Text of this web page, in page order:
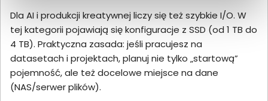
Dla AI i produkcji kreatywnej liczy się też szybkie I/O. W
tej kategorii pojawiają się konfiguracje z SSD (od 1 TB do
4 TB). Praktyczna zasada: jeśli pracujesz na
datasetach i projektach, planuj nie tylko „startową”
pojemność, ale też docelowe miejsce na dane
(NAS/serwer plików).